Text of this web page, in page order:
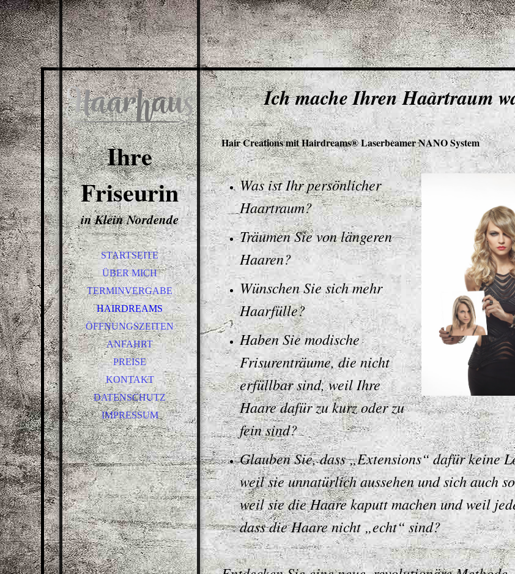
Ihre
Friseurin
in Klein Nordende
STARTSEITE
ÜBER MICH
TERMINVERGABE
HAIRDREAMS
ÖFFNUNGSZEITEN
ANFAHRT
PREISE
KONTAKT
DATENSCHUTZ
IMPRESSUM
Ich mache Ihren Haartraum
Hair Creations mit Hairdreams® Laserbeamer NANO System
Was ist Ihr persönlicher
Haartraum?
Träumen Sie von längeren
Haaren?
Wünschen Sie sich mehr
Haarfülle?
Haben Sie modische
Frisurenträume, die nicht
erfüllbar sind, weil Ihre
Haare dafür zu kurz oder zu
fein sind?
Glauben Sie, dass „Extensions“ dafür keine
weil sie unnatürlich aussehen und sich auch
weil sie die Haare kaputt machen und weil
dass die Haare nicht „echt“ sind?